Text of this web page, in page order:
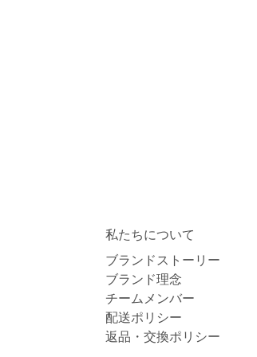
私たちについて
ブランドストーリー
ブランド理念
チームメンバー
配送ポリシー
返品・交換ポリシー